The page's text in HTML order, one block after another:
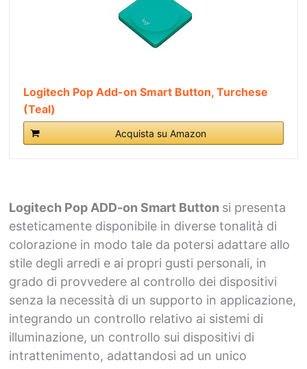
Logitech Pop Add-on Smart Button, Turchese
(Teal)
Acquista su Amazon
Logitech Pop ADD-on Smart Button si presenta
esteticamente disponibile in diverse tonalità di
colorazione in modo tale da potersi adattare allo
stile degli arredi e ai propri gusti personali, in
grado di provvedere al controllo dei dispositivi
senza la necessità di un supporto in applicazione,
integrando un controllo relativo ai sistemi di
illuminazione, un controllo sui dispositivi di
intrattenimento, adattandosi ad un unico